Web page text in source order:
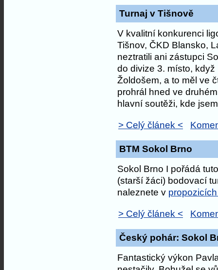
Turnaj v Tišnově
V kvalitní konkurenci
Tišnov, ČKD Blansko,
neztratili ani zástupci
do divize 3. místo,
Žoldošem, a to měl ve
prohrál hned ve
hlavní soutěži, kde
> Celý článek <
BTM Sokol Brno
Sokol Brno I pořádá
(starší žáci) bodovací
naleznete v
> Celý článek <
Český pohár: Sokol
Fantastický výkon